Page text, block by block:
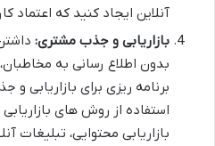
آنلاین ایجاد کنید که اعتماد
بازاریابی و جذب مشتری:
بدون اطلاع رسانی به
برنامه ریزی برای
بازاریابی محتوایی، تبلیغات